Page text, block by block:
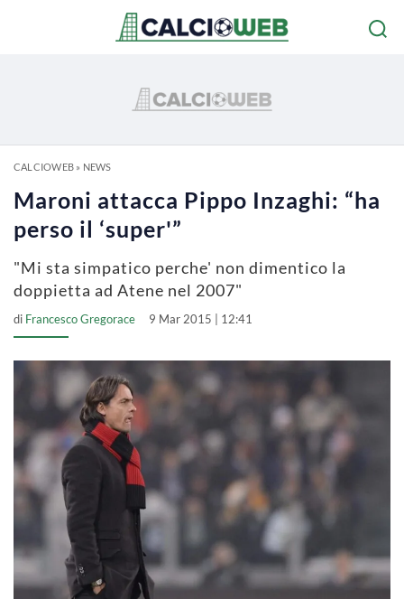
CALCIOWEB» NEWS
Maroni attacca Pippo Inzaghi: “ha
perso il ‘super'”
"Mi sta simpatico perche' non dimentico la
doppietta ad Atene nel 2007"
di Francesco Gregorace 9 Mar 2015 | 12:41